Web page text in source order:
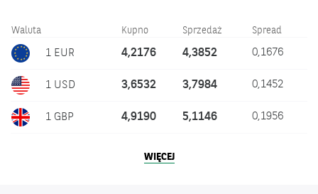
Kursy
walut
Premium
Waluta Kupno Sprzedaż Spread
1 EUR 4,2176 4,3852 0,1676
1 USD 3,6532 3,7984 0,1452
1 GBP 4,9190 5,1146 0,1956
WIĘCEJPEŁNA